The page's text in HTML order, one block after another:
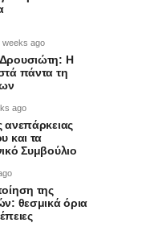
weeks ago
Η
πάντα τη
ago
ανεπάρκειας
και τα
Συμβούλιο
της
θεσμικά όρια